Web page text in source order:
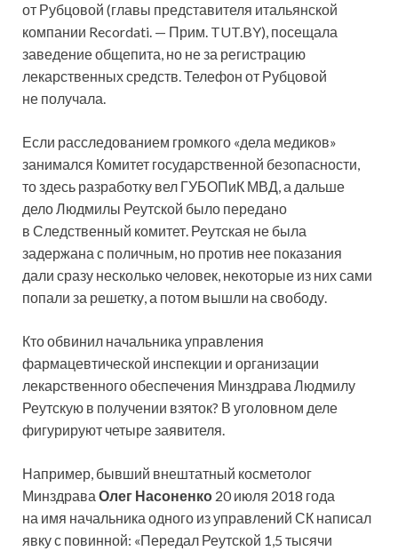
от Рубцовой (главы представителя итальянской
компании Recordati. — Прим. TUT.BY), посещала
заведение общепита, но не за регистрацию
лекарственных средств. Телефон от Рубцовой
не получала.
Если расследованием громкого «дела медиков»
занимался Комитет государственной безопасности,
то здесь разработку вел ГУБОПиК МВД, а дальше
дело Людмилы Реутской было передано
в Следственный комитет. Реутская не была
задержана с поличным, но против нее показания
дали сразу несколько человек, некоторые из них сами
попали за решетку, а потом вышли на свободу.
Кто обвинил начальника управления
фармацевтической инспекции и организации
лекарственного обеспечения Минздрава Людмилу
Реутскую в получении взяток? В уголовном деле
фигурируют четыре заявителя.
Например, бывший внештатный косметолог
Минздрава Олег Насоненко 20 июля 2018 года
на имя начальника одного из управлений СК написал
явку с повинной: «Передал Реутской 1,5 тысячи